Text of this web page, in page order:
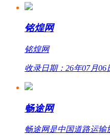
铭煌网
铭煌网
收录日期：26年07月06
畅途网
畅途网是中国道路运输